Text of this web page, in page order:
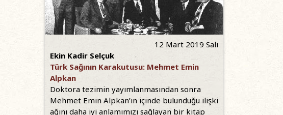
12 Mart 2019 Salı
Ekin Kadir Selçuk
Türk Sağının Karakutusu: Mehmet Emin
Alpkan
Doktora tezimin yayımlanmasından sonra
Mehmet Emin Alpkan’ın içinde bulunduğu ilişki
ağını daha iyi anlamımızı sağlayan bir kitap